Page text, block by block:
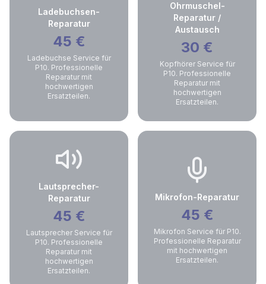
Ladebuchsen-
Reparatur
45 €
Ladebuchse Service für
P10. Professionelle
Reparatur mit
hochwertigen
Ersatzteilen.
Ohrmuschel-
Reparatur /
Austausch
30 €
Kopfhörer Service für
P10. Professionelle
Reparatur mit
hochwertigen
Ersatzteilen.
Lautsprecher-
Reparatur
45 €
Lautsprecher Service für
P10. Professionelle
Reparatur mit
hochwertigen
Ersatzteilen.
Mikrofon-Reparatur
45 €
Mikrofon Service für P10.
Professionelle Reparatur
mit hochwertigen
Ersatzteilen.